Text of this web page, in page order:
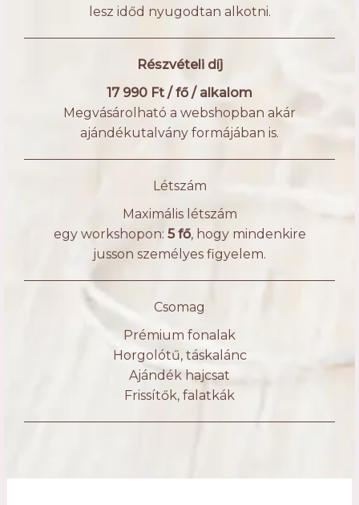
lesz időd nyugodtan alkotni.
Részvételi díj
17 990 Ft / fő / alkalom
Megvásárolható a webshopban akár
ajándékutalvány formájában is.
Létszám
Maximális létszám
egy workshopon: 5 fő, hogy mindenkire
jusson személyes figyelem.
Csomag
Prémium fonalak
Horgolótű, táskalánc
Ajándék hajcsat
Frissítők, falatkák